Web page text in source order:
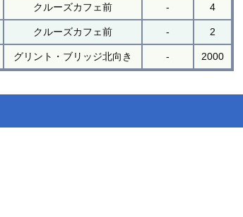
クルーズカフェ前 - 4
クルーズカフェ前 - 2
グリント・ブリッジ北向き - 2000